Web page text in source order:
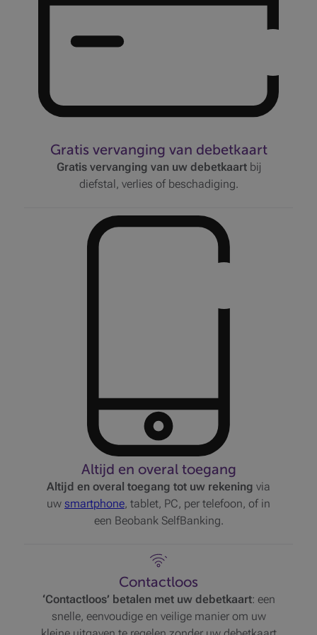
Gratis vervanging van debetkaart
Gratis vervanging van uw debetkaartbij
diefstal, verlies of beschadiging.
Altijd en overal toegang
Altijd en overal toegang tot uw rekening via
uw smartphone, tablet, PC, per telefoon, of in
een Beobank SelfBanking.
Contactloos
‘Contactloos’ betalen met uw debetkaart: een
snelle, eenvoudige en veilige manier om uw